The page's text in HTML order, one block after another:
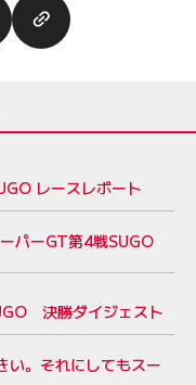
レースレポート
パーGT第4戦SUGO
決勝ダイジェスト
い。それにしてもスー